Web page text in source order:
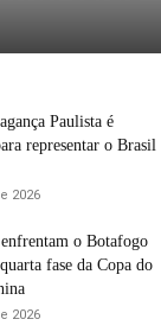
Paulista é
representar o Brasil
2026
o Botafogo
fase da Copa do
2026